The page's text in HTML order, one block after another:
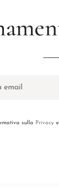
sulla Privacy